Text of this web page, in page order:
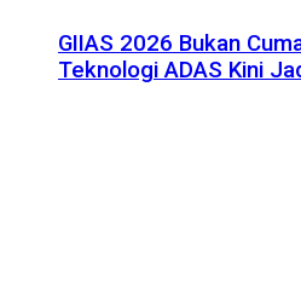
GIIAS 2026 Bukan
Teknologi ADAS Kini